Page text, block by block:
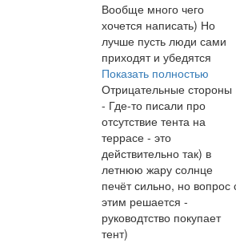
Вообще много чего
хочется написать) Но
лучше пусть люди сами
приходят и убедятся
Показать полностью
Отрицательные стороны
- Где-то писали про
отсутствие тента на
террасе - это
действительно так) в
летнюю жару солнце
печёт сильно, но вопрос
этим решается -
руководтство покупает
тент)